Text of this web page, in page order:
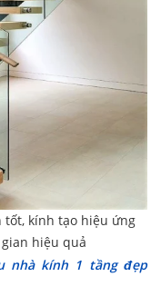
tốt, kính tạo hiệu ứng
hiệu quả
nhà kính 1 tầng đẹp